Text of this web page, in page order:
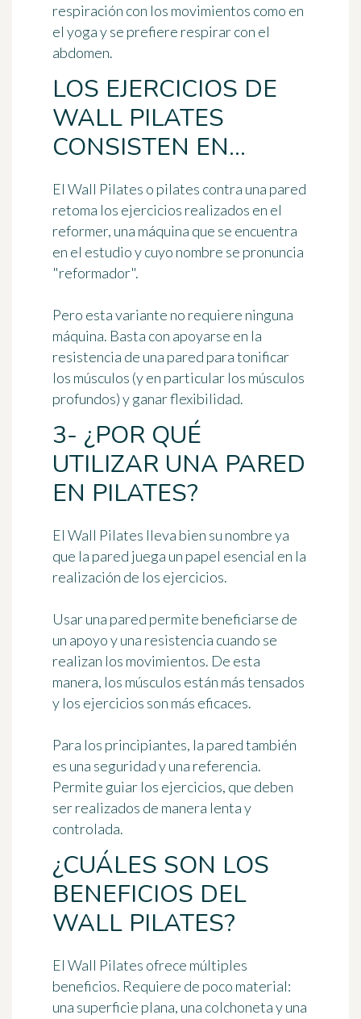
respiración con los movimientos como en
el yoga y se prefiere respirar con el
abdomen.
LOS EJERCICIOS DE
WALL PILATES
CONSISTEN EN...
El Wall Pilates o pilates contra una pared
retoma los ejercicios realizados en el
reformer, una máquina que se encuentra
en el estudio y cuyo nombre se pronuncia
"reformador".
Pero esta variante no requiere ninguna
máquina. Basta con apoyarse en la
resistencia de una pared para tonificar
los músculos (y en particular los músculos
profundos) y ganar flexibilidad.
3- ¿POR QUÉ
UTILIZAR UNA PARED
EN PILATES?
El Wall Pilates lleva bien su nombre ya
que la pared juega un papel esencial en la
realización de los ejercicios.
Usar una pared permite beneficiarse de
un apoyo y una resistencia cuando se
realizan los movimientos. De esta
manera, los músculos están más tensados
y los ejercicios son más eficaces.
Para los principiantes, la pared también
es una seguridad y una referencia.
Permite guiar los ejercicios, que deben
ser realizados de manera lenta y
controlada.
¿CUÁLES SON LOS
BENEFICIOS DEL
WALL PILATES?
El Wall Pilates ofrece múltiples
beneficios. Requiere de poco material:
una superficie plana, una colchoneta y una